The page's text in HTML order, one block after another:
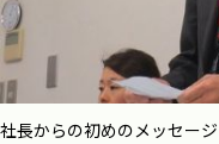
社長からの初めのメッセージ